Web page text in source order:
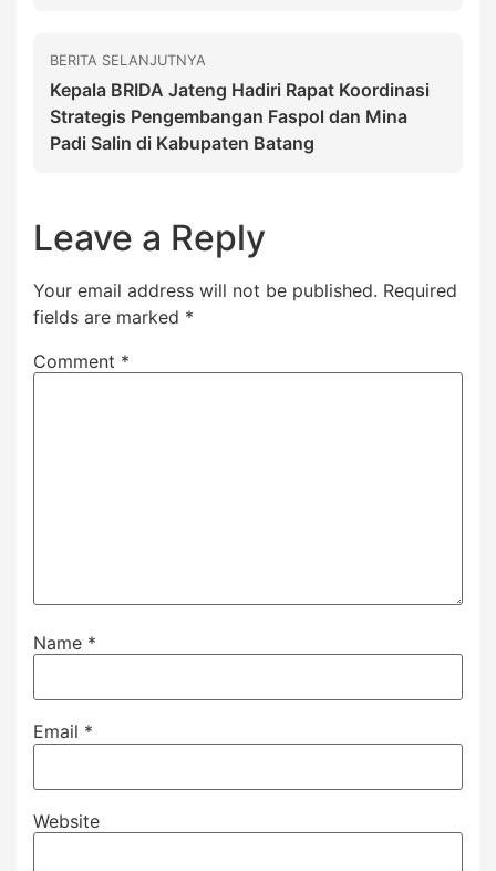
BERITA SELANJUTNYA
Kepala BRIDA Jateng Hadiri Rapat Koordinasi
Strategis Pengembangan Faspol dan Mina
Padi Salin di Kabupaten Batang
Leave a Reply
Your email address will not be published. Required
fields are marked *
Comment *
Name *
Email *
Website